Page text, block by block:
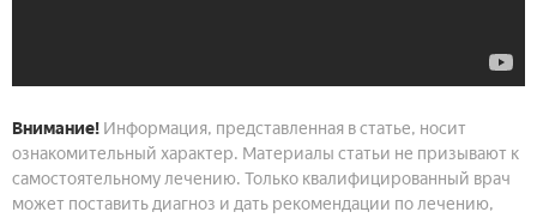
Внимание! Информация, представленная в статье, носит
ознакомительный характер. Материалы статьи не призывают к
самостоятельному лечению. Только квалифицированный врач
может поставить диагноз и дать рекомендации по лечению,